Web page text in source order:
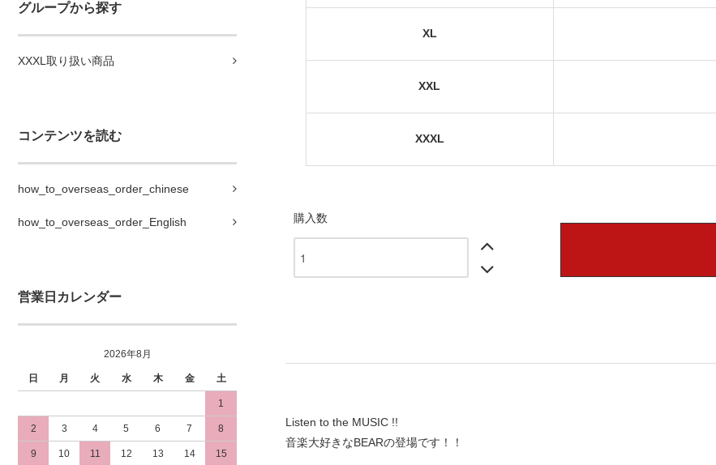
グループから探す
XXXL取り扱い商品
コンテンツを読む
how_to_overseas_order_chinese
how_to_overseas_order_English
営業日カレンダー
2026年8月
日 月 火 水 木 金 土
1
2 3 4 5 6 7 8
9 10 11 12 13 14 15
XL
XXL
XXXL
購入数
Listen to the MUSIC !!
音楽大好きなBEARの登場です！！